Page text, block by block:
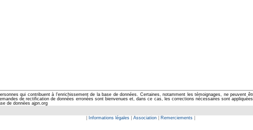
qui contribuent à l'enrichissement de la base de données. Certaines, notamment les témoignages, ne
de rectification de données erronées sont bienvenues et, dans ce cas, les corrections nécessaires sont
de données ajpn.org
Informations légales Association Remerciements